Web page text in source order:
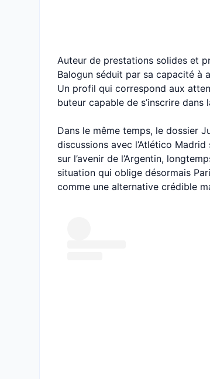
Auteur de prestations solides et
Balogun séduit par sa capacité à
Un profil qui correspond aux
buteur capable de s’inscrire dans
Dans le même temps, le dossier
discussions avec l’Atlético
sur l’avenir de l’Argentin,
situation qui oblige désormais
comme une alternative crédible